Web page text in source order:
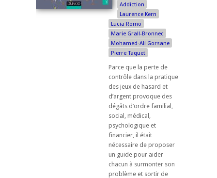
Addiction
Laurence Kern
Lucia Romo
Marie Grall-Bronnec
Mohamed-Ali Gorsane
Pierre Taquet
Parce que la perte de
contrôle dans la pratique
des jeux de hasard et
d’argent provoque des
dégâts d’ordre familial,
social, médical,
psychologique et
financier, il était
nécessaire de proposer
un guide pour aider
chacun à surmonter son
problème et sortir de